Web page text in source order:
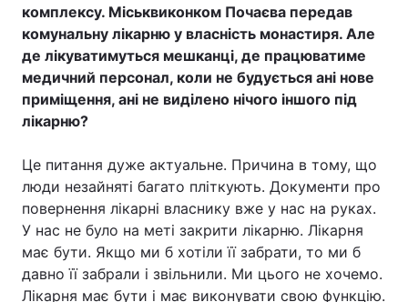
комплексу. Міськвиконком Почаєва передав
комунальну лікарню у власність монастиря. Але
де лікуватимуться мешканці, де працюватиме
медичний персонал, коли не будується ані нове
приміщення, ані не виділено нічого іншого під
лікарню?
Це питання дуже актуальне. Причина в тому, що
люди незайняті багато пліткують. Документи про
повернення лікарні власнику вже у нас на руках.
У нас не було на меті закрити лікарню. Лікарня
має бути. Якщо ми б хотіли її забрати, то ми б
давно її забрали і звільнили. Ми цього не хочемо.
Лікарня має бути і має виконувати свою функцію.